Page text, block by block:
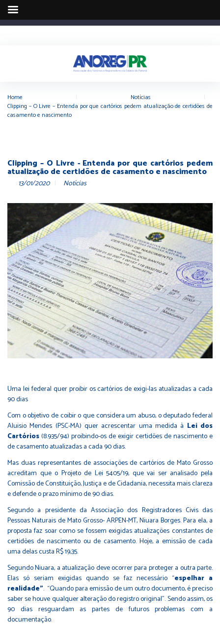
Home Notícias
Clipping – O Livre – Entenda por que cartórios pedem atualização de certidões de
casamento e nascimento
Clipping – O Livre - Entenda por que cartórios pedem
atualização de certidões de casamento e nascimento
13/01/2020 Notícias
Uma lei federal quer proibir os cartórios de exigi-las atualizadas a cada
90 dias
Com o objetivo de coibir o que considera um abuso, o deputado federal
Aluisio Mendes (PSC-MA) quer acrescentar uma medida à Lei dos
Cartórios(8.935/94) proibindo-os de exigir certidões de nascimento e
de casamento atualizadas a cada 90 dias.
Mas duas representantes de associações de cartórios de Mato Grosso
acreditam que o Projeto de Lei 5405/19, que vai ser analisado pela
Comissão de Constituição, Justiça e de Cidadania, necessita mais clareza
e defende o prazo mínimo de 90 dias.
Segundo a presidente da Associação dos Registradores Civis das
Pessoas Naturais de Mato Grosso- ARPEN-MT, Niuara Borges. Para ela, a
proposta faz soar como se fossem exigidas atualizações constantes de
certidões de nascimento ou de casamento. Hoje, a emissão de cada
uma delas custa R$ 19,35.
Segundo Niuara, a atualização deve ocorrer para proteger a outra parte.
Elas só seriam exigidas quando se faz necessário “espelhar a
realidade”. “Quando para emissão de um outro documento, é preciso
saber se houve qualquer alteração do registro original”. Sendo assim, os
90 dias resguardam as partes de futuros problemas com a
documentação.